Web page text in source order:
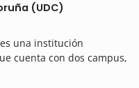
(UDC)
es una institución
cuenta con dos campus,